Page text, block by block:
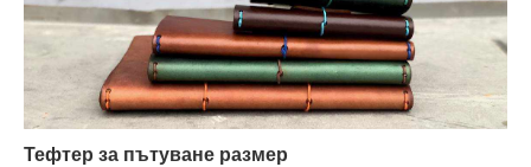
Тефтер за пътуване размер